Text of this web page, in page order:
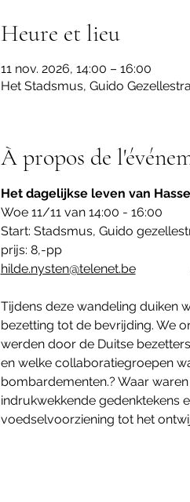
Heure et lieu
11 nov. 2026, 14:00 – 16:00
Het Stadsmus, Guido
À propos de
Het dagelijkse leven van
Woe 11/11 van 14:00 - 16:00
Start: Stadsmus, Guido
prijs: 8,-pp
hilde.nysten@telenet.be
Tijdens deze wandeling duiken
bezetting tot de bevrijding. We
werden door de Duitse
en welke collaboratiegroepen
bombardementen.? Waar
indrukwekkende gedenktekens
voedselvoorziening tot het